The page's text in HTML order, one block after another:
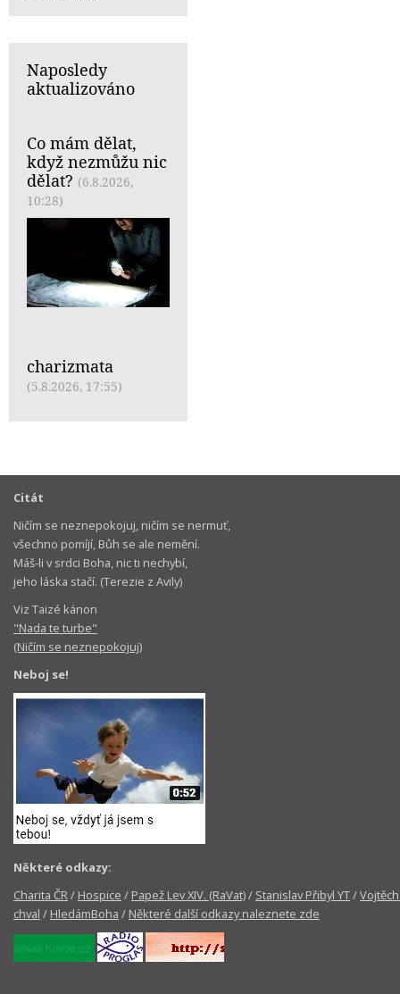
Naposledy
aktualizováno
Co mám dělat,
když nezmůžu nic
dělat? (6.8.2026,
10:28)
charizmata
(5.8.2026, 17:55)
Citát
Ničím se neznepokojuj, ničím se nermuť,
všechno pomíjí, Bůh se ale nemění.
Máš-li v srdci Boha, nic ti nechybí,
jeho láska stačí. (Terezie z Avily)
Viz Taizé kánon
"Nada te turbe"
(Ničím se neznepokojuj)
Neboj se!
Některé odkazy:
Charita ČR / Hospice / Papež Lev XIV. (RaVat)/ Stanislav Přibyl YT/
chval / HledámBoha / Některé další odkazy naleznete zde